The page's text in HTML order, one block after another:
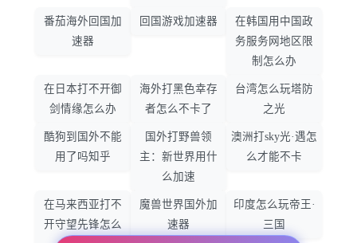
番茄海外回国加
速器
回国游戏加速器
在韩国用中国政
务服务网地区限
制怎么办
在日本打不开御
剑情缘怎么办
海外打黑色幸存
者怎么不卡了
台湾怎么玩塔防
之光
酷狗到国外不能
用了吗知乎
国外打野兽领
主：新世界用什
么加速
澳洲打sky光·遇怎
么才能不卡
在马来西亚打不
开守望先锋怎么
魔兽世界国外加
速器
印度怎么玩帝王·
三国